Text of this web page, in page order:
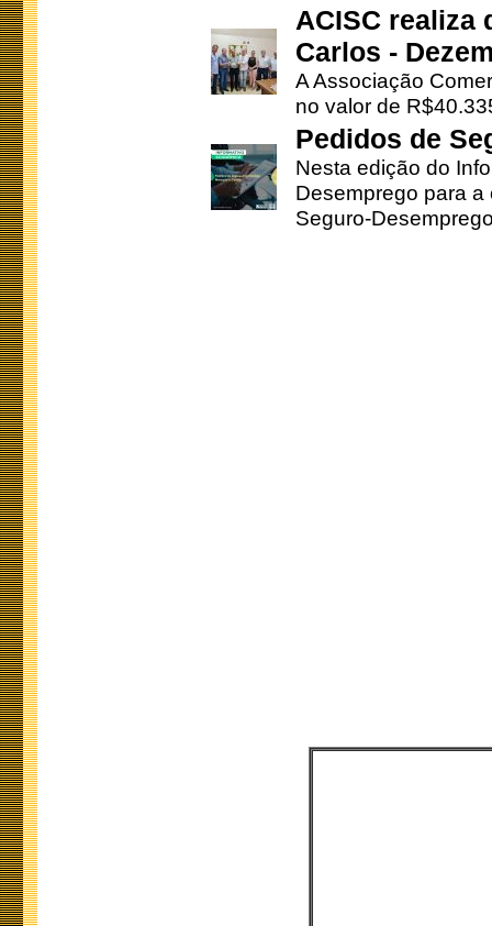
ACISC realiza
Carlos -
A Associação
no valor de
Pedidos de
Nesta edição do
Desemprego para
Seguro-